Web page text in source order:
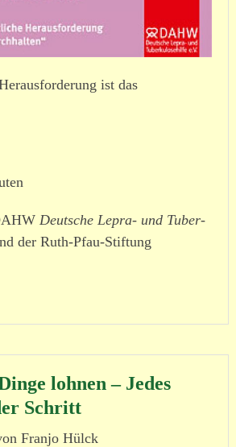
ist das
Deutsche Lepra- und Tuber­
der Ruth-Pfau-Stiftung
lohnen – Jedes
Schritt
Franjo Hülck